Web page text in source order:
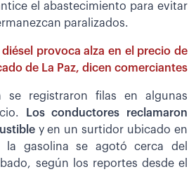
el abastecimiento para evitar
paralizados.
diésel provoca alza en el precio de
de La Paz, dicen comerciantes
se registraron filas en algunas
Los conductores reclamaron
y en un surtidor ubicado en
la gasolina se agotó cerca del
según los reportes desde el